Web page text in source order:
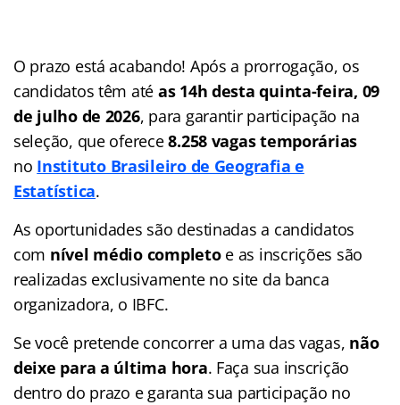
O prazo está acabando! Após a prorrogação, os
candidatos têm até as 14h desta quinta-feira, 09
de julho de 2026, para garantir participação na
seleção, que oferece8.258 vagas temporárias
no Instituto Brasileiro de Geografia e
Estatística.
As oportunidades são destinadas a candidatos
com nível médio completoe as inscrições são
realizadas exclusivamente no site da banca
organizadora, o IBFC.
Se você pretende concorrer a uma das vagas, não
deixe para a última hora. Faça sua inscrição
dentro do prazo e garanta sua participação no